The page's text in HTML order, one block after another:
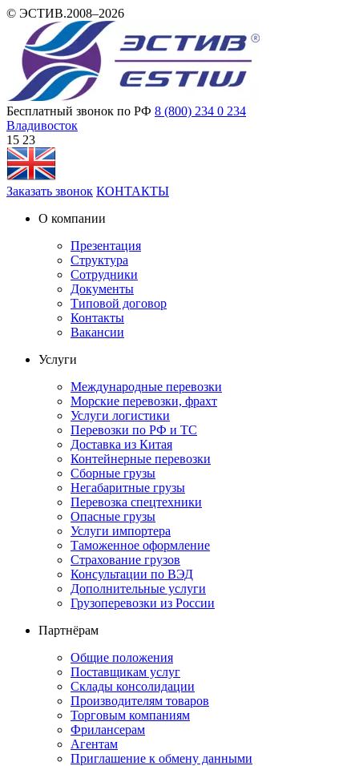
© ЭСТИВ.2008–2026
Бесплатный звонок по РФ 8 (800) 234 0 234
Владивосток
15 23
Заказать звонок КОНТАКТЫ
О компании
Презентация
Структура
Сотрудники
Документы
Типовой договор
Контакты
Вакансии
Услуги
Международные перевозки
Морские перевозки, фрахт
Услуги логистики
Перевозки по РФ и ТС
Доставка из Китая
Контейнерные перевозки
Сборные грузы
Негабаритные грузы
Перевозка спецтехники
Опасные грузы
Услуги импортера
Таможенное оформление
Страхование грузов
Консультации по ВЭД
Дополнительные услуги
Грузоперевозки из России
Партнёрам
Общие положения
Поставщикам услуг
Склады консолидации
Производителям товаров
Торговым компаниям
Фрилансерам
Агентам
Приглашение к обмену данными